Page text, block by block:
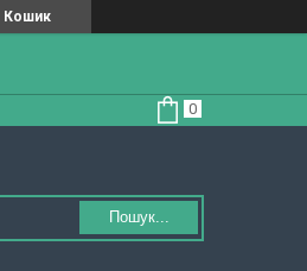
Кошик
Пошук...